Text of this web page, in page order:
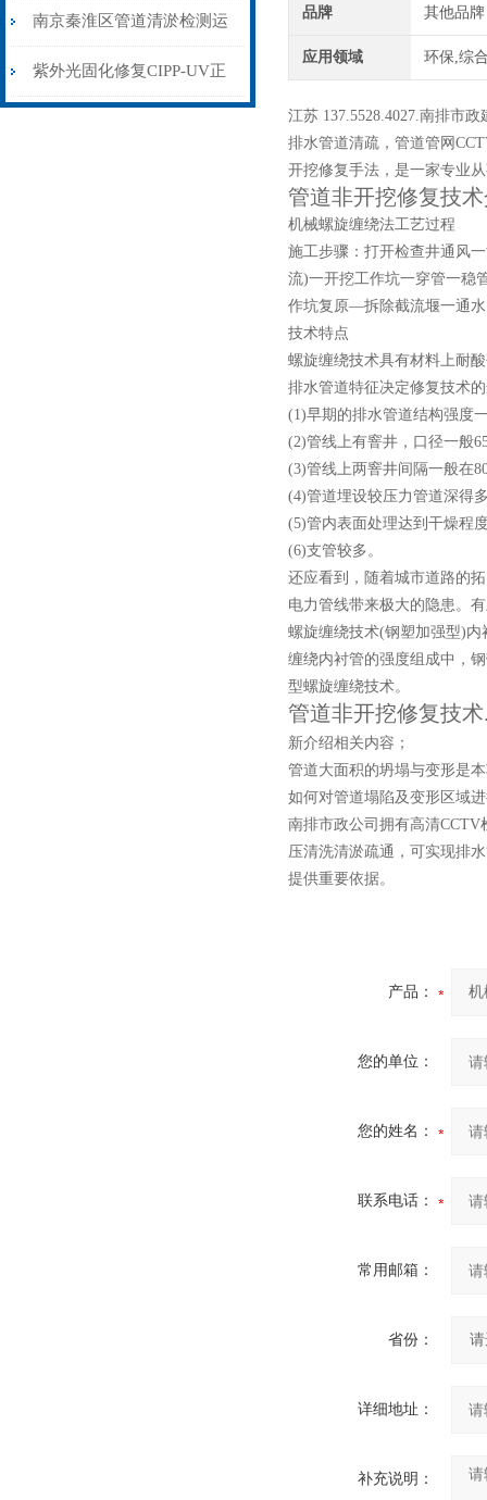
管道非开挖修复技术
南京秦淮区管道清淤检测运
用管道非开挖修复技术施工
紫外光固化修复CIPP-UV正
品牌 其他品牌
应用领域 环保,综
江苏 137.5528.4027.南排市
排水管道清疏，管道管网
开挖修复手法，是一家专业
管道非开挖修复技
机械螺旋缠绕法工艺过程
施工步骤：打开检查井通风
流)一开挖工作坑一穿管一稳
作坑复原—拆除截流堰一通
技术特点
螺旋缠绕技术具有材料上耐
排水管道特征决定修复技术
(1)早期的排水管道结构强度
(2)管线上有窨井，口径一般
(3)管线上两窨井间隔一般在
(4)管道埋设较压力管道深得
(5)管内表面处理达到干燥程
(6)支管较多。
还应看到，随着城市道路的
电力管线带来极大的隐患。
螺旋缠绕技术(钢塑加强型)内
缠绕内衬管的强度组成中，
型螺旋缠绕技术。
管道非开挖修复技术
新介绍相关内容；
管道大面积的坍塌与变形是
如何对管道塌陷及变形区域
南排市政公司拥有高清
压清洗清淤疏通，可实现排
提供重要依据。
产品：
您的单位：
您的姓名：
联系电话：
常用邮箱：
省份：
详细地址：
补充说明：